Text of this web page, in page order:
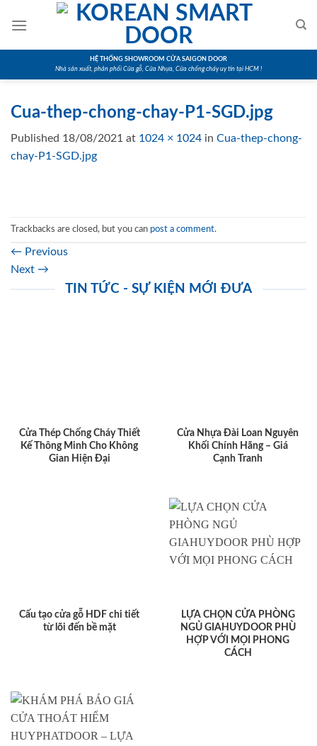
HỆ THỐNG SHOWROOM CỬA SAIGON DOOR
Nhà sản xuất, phân phối Cửa gỗ, Cửa Nhựa, Cửa chống cháy uy tín tại HCM !
Cua-thep-chong-chay-P1-SGD.jpg
Published 18/08/2021 at 1024 × 1024 in Cua-thep-chong-
chay-P1-SGD.jpg
Trackbacks are closed, but you can post a comment.
← Previous
Next →
TIN TỨC - SỰ KIỆN MỚI ĐƯA
Cửa Thép Chống Cháy Thiết
Kế Thông Minh Cho Không
Gian Hiện Đại
Cửa Nhựa Đài Loan Nguyên
Khối Chính Hãng – Giá
Cạnh Tranh
Cấu tạo cửa gỗ HDF chi tiết
từ lõi đến bề mặt
LỰA CHỌN CỬA PHÒNG
NGỦ GIAHUYDOOR PHÙ
HỢP VỚI MỌI PHONG
CÁCH